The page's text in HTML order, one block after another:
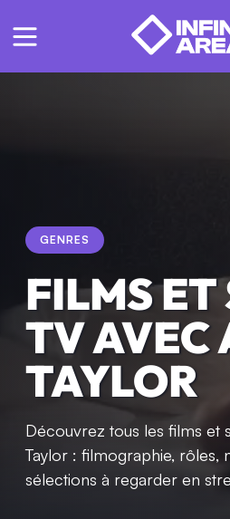
GENRES
FILMS ET
TV AVEC
TAYLOR
Découvrez tous les films et
Taylor : filmographie, rôles,
sélections à regarder en